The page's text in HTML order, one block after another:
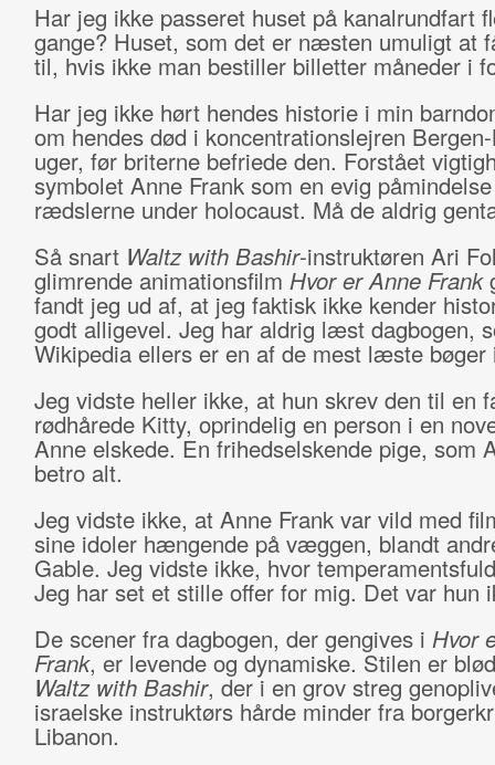
Har jeg ikke passeret huset på kanalrundfart
gange? Huset, som det er næsten umuligt at
til, hvis ikke man bestiller billetter måneder i
Har jeg ikke hørt hendes historie i min
om hendes død i koncentrationslejren
uger, før briterne befriede den. Forstået
symbolet Anne Frank som en evig
rædslerne under holocaust. Må de aldrig
Så snart Waltz with Bashir-instruktøren Ari
glimrende animationsfilm Hvor er Anne Frank
fandt jeg ud af, at jeg faktisk ikke kender
godt alligevel. Jeg har aldrig læst dagbogen,
Wikipedia ellers er en af de mest læste bøger
Jeg vidste heller ikke, at hun skrev den til en
rødhårede Kitty, oprindelig en person i en
Anne elskede. En frihedselskende pige, som
betro alt.
Jeg vidste ikke, at Anne Frank var vild med
sine idoler hængende på væggen, blandt
Gable. Jeg vidste ikke, hvor
Jeg har set et stille offer for mig. Det var hun
De scener fra dagbogen, der gengives i Hvor
Frank, er levende og dynamiske. Stilen er
Waltz with Bashir, der i en grov streg
israelske instruktørs hårde minder fra
Libanon.